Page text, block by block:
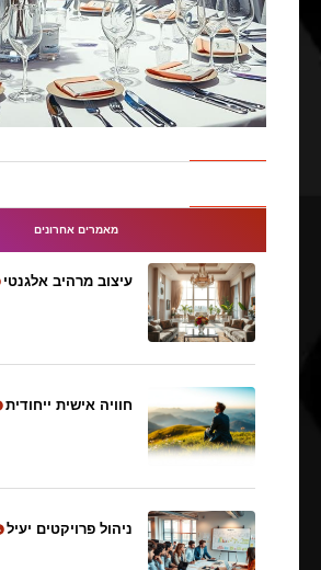
מאמרים אחרונים
עיצוב מרהיב אלגנטי
חוויה אישית ייחודית
ניהול פרויקטים יעיל